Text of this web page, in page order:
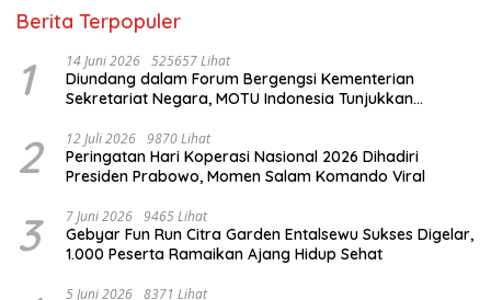
Berita Terpopuler
1 14 Juni 2026 525657 Lihat
Diundang dalam Forum Bergengsi Kementerian
Sekretariat Negara, MOTU Indonesia Tunjukkan
2 12 Juli 2026 9870 Lihat
Peringatan Hari Koperasi Nasional 2026 Dihadiri
Presiden Prabowo, Momen Salam Komando Viral
3 7 Juni 2026 9465 Lihat
Gebyar Fun Run Citra Garden Entalsewu Sukses Digelar,
1.000 Peserta Ramaikan Ajang Hidup Sehat
5 Juni 2026 8371 Lihat